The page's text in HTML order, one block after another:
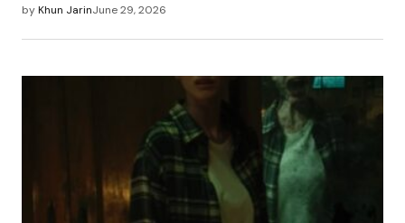
byKhun JarinJune 29, 2026